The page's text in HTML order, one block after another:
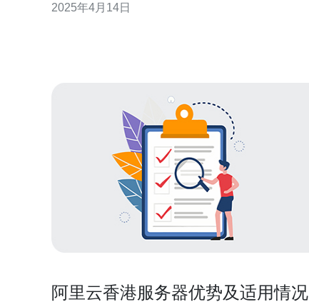
来托管网站、运行应用程序或存储数据。 1. 高性能：
2025年4月14日
阿里云香港服务器优势及适用情况